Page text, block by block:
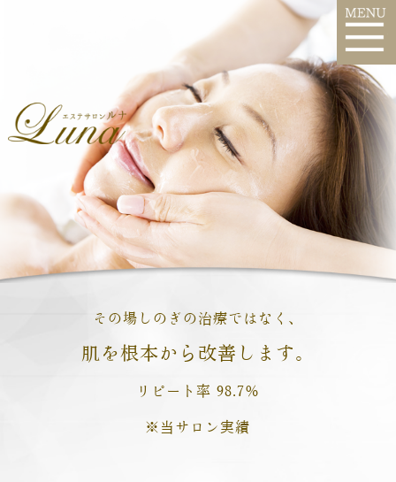
その場しのぎの治療ではなく、
肌を根本から改善します。
リピート率 98.7％
※当サロン実績